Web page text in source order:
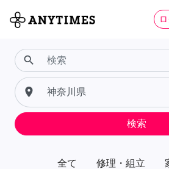
全て 修理・組立
search
place
検索